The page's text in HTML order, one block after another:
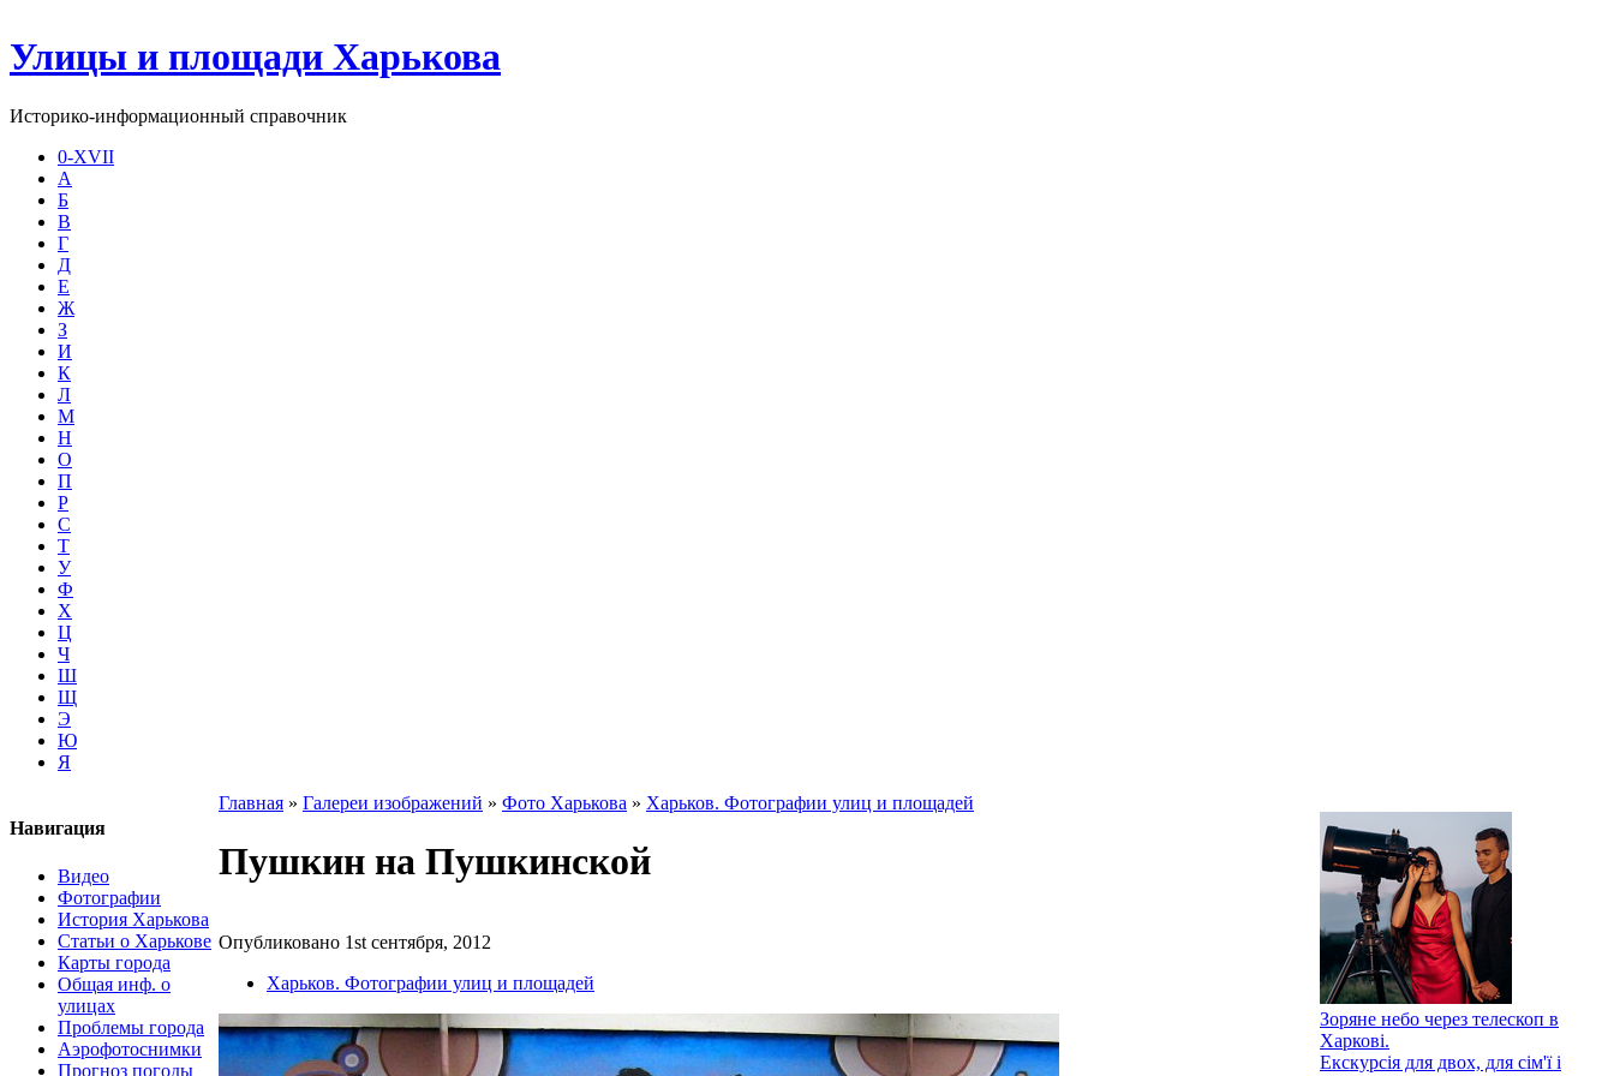
Улицы и площади Харькова
Историко-информационный справочник
0-XVII
А
Б
В
Г
Д
Е
Ж
З
И
К
Л
М
Н
О
П
Р
С
Т
У
Ф
Х
Ц
Ч
Ш
Щ
Э
Ю
Я
Навигация
Видео
Фотографии
История Харькова
Статьи о Харькове
Карты города
Общая инф. о
улицах
Проблемы города
Аэрофотоснимки
Прогноз погоды
Главная » Галереи изображений » Фото Харькова » Харьков. Фотографии улиц и площадей
Пушкин на Пушкинской
Опубликовано 1st сентября, 2012
Харьков. Фотографии улиц и площадей
Зоряне небо через телескоп в
Харкові.
Екскурсія для двох, для сім'ї і